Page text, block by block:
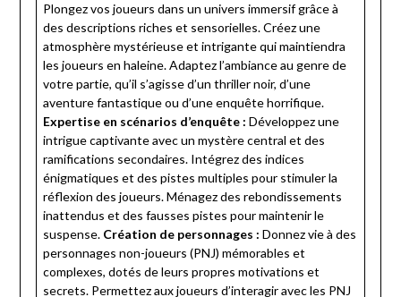
Plongez vos joueurs dans un univers immersif grâce à
des descriptions riches et sensorielles. Créez une
atmosphère mystérieuse et intrigante qui maintiendra
les joueurs en haleine. Adaptez l’ambiance au genre de
votre partie, qu’il s’agisse d’un thriller noir, d’une
aventure fantastique ou d’une enquête horrifique.
Expertise en scénarios d’enquête : Développez une
intrigue captivante avec un mystère central et des
ramifications secondaires. Intégrez des indices
énigmatiques et des pistes multiples pour stimuler la
réflexion des joueurs. Ménagez des rebondissements
inattendus et des fausses pistes pour maintenir le
suspense. Création de personnages : Donnez vie à des
personnages non-joueurs (PNJ) mémorables et
complexes, dotés de leurs propres motivations et
secrets. Permettez aux joueurs d’interagir avec les PNJ